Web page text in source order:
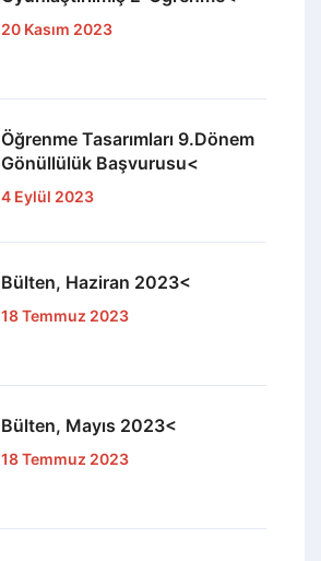
20 Kasım 2023
Öğrenme Tasarımları 9.Dönem
Gönüllülük Başvurusu<
4 Eylül 2023
Bülten, Haziran 2023<
18 Temmuz 2023
Bülten, Mayıs 2023<
18 Temmuz 2023